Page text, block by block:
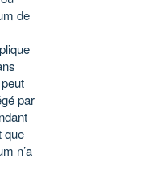
de
par
que
n’a